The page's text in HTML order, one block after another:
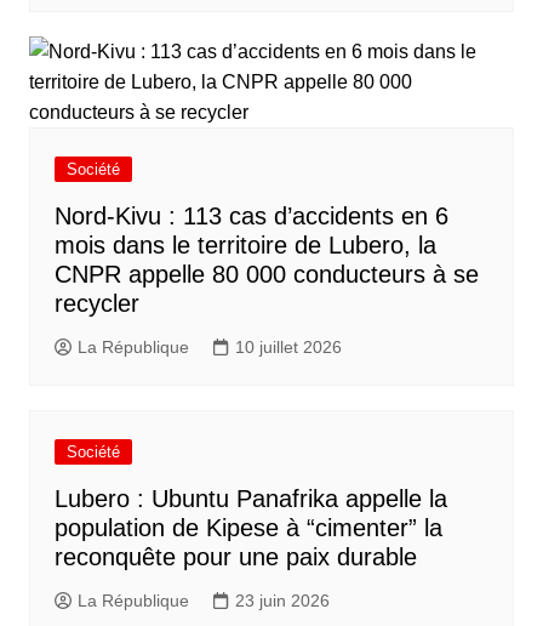
Société
Nord-Kivu : 113 cas d’accidents en 6
mois dans le territoire de Lubero, la
CNPR appelle 80 000 conducteurs à se
recycler
La République 10 juillet 2026
Société
Lubero : Ubuntu Panafrika appelle la
population de Kipese à “cimenter” la
reconquête pour une paix durable
La République 23 juin 2026